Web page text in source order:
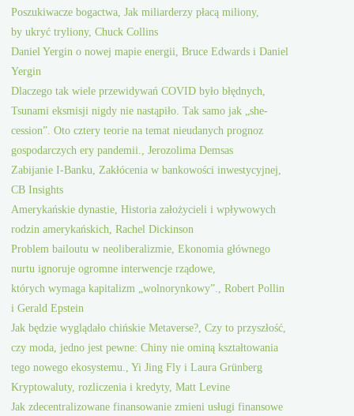
Poszukiwacze bogactwa, Jak miliarderzy płacą miliony,
by ukryć tryliony, Chuck Collins
Daniel Yergin o nowej mapie energii, Bruce Edwards i Daniel
Yergin
Dlaczego tak wiele przewidywań COVID było błędnych,
Tsunami eksmisji nigdy nie nastąpiło. Tak samo jak „she-
cession”. Oto cztery teorie na temat nieudanych prognoz
gospodarczych ery pandemii., Jerozolima Demsas
Zabijanie I-Banku, Zakłócenia w bankowości inwestycyjnej,
CB Insights
Amerykańskie dynastie, Historia założycieli i wpływowych
rodzin amerykańskich, Rachel Dickinson
Problem bailoutu w neoliberalizmie, Ekonomia głównego
nurtu ignoruje ogromne interwencje rządowe,
których wymaga kapitalizm „wolnorynkowy”., Robert Pollin
i Gerald Epstein
Jak będzie wyglądało chińskie Metaverse?, Czy to przyszłość,
czy moda, jedno jest pewne: Chiny nie ominą kształtowania
tego nowego ekosystemu., Yi Jing Fly i Laura Grünberg
Kryptowaluty, rozliczenia i kredyty, Matt Levine
Jak zdecentralizowane finansowanie zmieni usługi finansowe